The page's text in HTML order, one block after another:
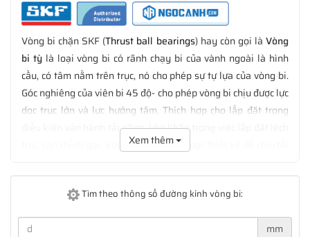
Vòng bi chặn SKF (Thrust ball bearings) hay còn gọi làVòng
bi tỳlà loại vòng bi có rãnh chạy bi của vành ngoài là hình
cầu, có tâm nằm trên trục, nó cho phép sự tự lựa của vòng bi.
Góc nghiêng của viên bi 45 độ- cho phép vòng bi chịu được lực
dọc trục lớn và lực hướng tâm. Thích hợp cho lắp đặt trong
điều kiện vận hành tải nặng, khó khăn trong việc lắp đặt lệch
trục, căn chỉnh góc. Vòng bi chặn SKF được thiết kế để chịu tải
hai hướng cũng như với bệ đỡ để điều chỉnh độ lệch hướng
kính. Vòng bi được chế tạo rời để dễ lắp đặt. Bao gồm: Loại
một chiều, loại hai chiều có bệ đỡ.
Xem thêm
Tìm theo thông số đường kính vòng bi:
mm